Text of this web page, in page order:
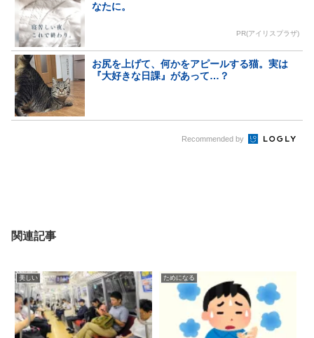
なたに。
PR(アイリスプラザ)
お尻を上げて、何かをアピールする猫。実は
『大好きな日課』があって…？
Recommended by
関連記事
美しい ためになる